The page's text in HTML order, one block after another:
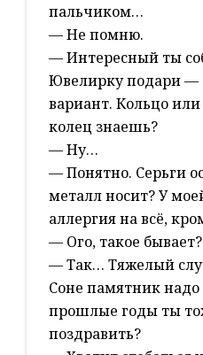
пальчиком…
— Не помню.
— Интересный ты
Ювелирку подари
вариант. Кольцо
колец знаешь?
— Ну…
— Понятно. Серьги
металл носит? У
аллергия на всё,
— Ого, такое бывает?
— Так… Тяжелый
Соне памятник надо
прошлые годы ты
поздравить?